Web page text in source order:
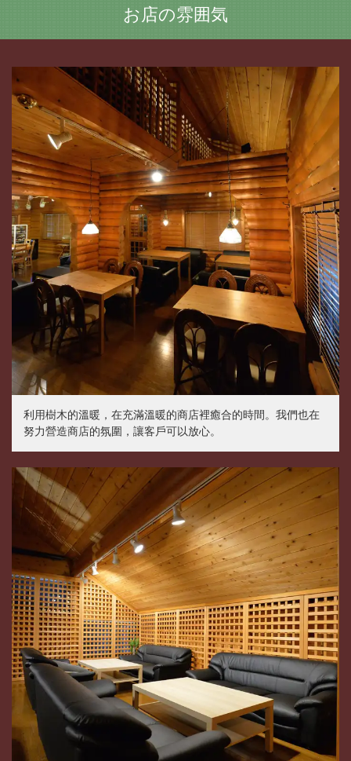
お店の雰囲気
利用樹木的溫暖，在充滿溫暖的商店裡癒合的時間。我們也在
努力營造商店的氛圍，讓客戶可以放心。